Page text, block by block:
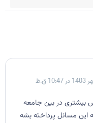
بیشتری در بین جامعه
مسائل پرداخته بشه